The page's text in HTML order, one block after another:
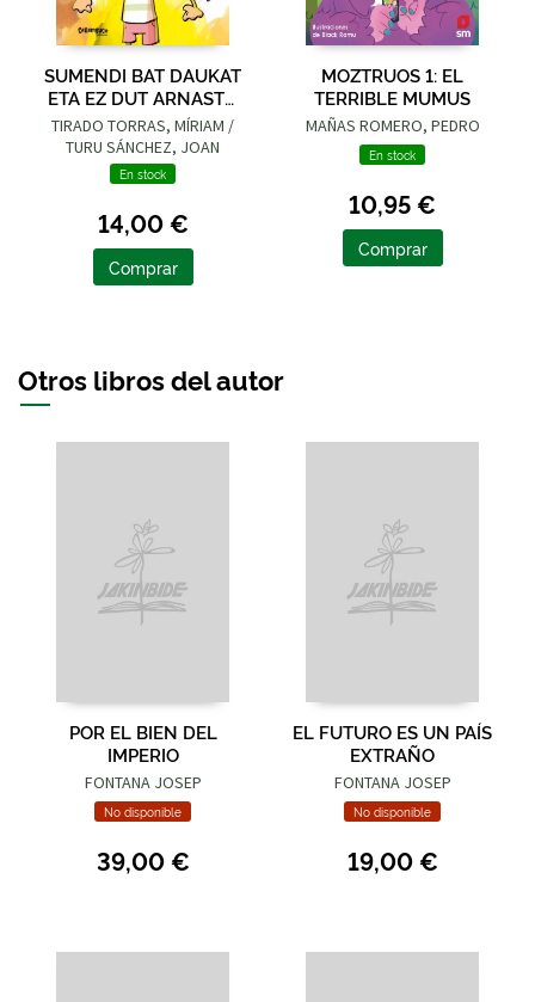
SUMENDI BAT DAUKAT
ETA EZ DUT ARNASTU
NAHI
TIRADO TORRAS, MÍRIAM /
TURU SÁNCHEZ, JOAN
En stock
14,00 €
Comprar
MOZTRUOS 1: EL
TERRIBLE MUMUS
MAÑAS ROMERO, PEDRO
En stock
10,95 €
Comprar
Otros libros del autor
POR EL BIEN DEL
IMPERIO
FONTANA JOSEP
No disponible
39,00 €
EL FUTURO ES UN PAÍS
EXTRAÑO
FONTANA JOSEP
No disponible
19,00 €